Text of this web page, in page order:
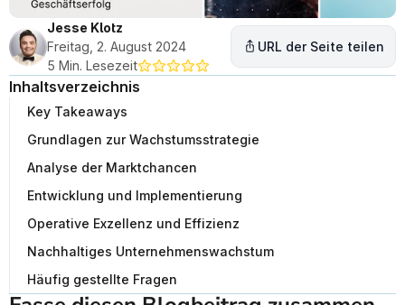
Jesse Klotz
Freitag, 2. August 2024
5 Min. Lesezeit
URL der Seite teilen
Inhaltsverzeichnis
Key Takeaways
Grundlagen zur Wachstumsstrategie
Analyse der Marktchancen
Entwicklung und Implementierung
Operative Exzellenz und Effizienz
Nachhaltiges Unternehmenswachstum
Häufig gestellte Fragen